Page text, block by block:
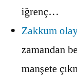
iğrenç…
Zakkum
zamandan
manşete